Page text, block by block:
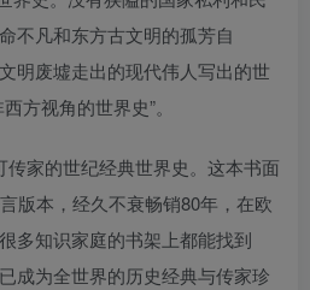
不凡和东方古文明的孤芳自
废墟走出的现代伟人写出的世
方视角的世界史”。
传家的世纪经典世界史。这本书面
版本，经久不衰畅销80年，在欧
多知识家庭的书架上都能找到
成为全世界的历史经典与传家珍